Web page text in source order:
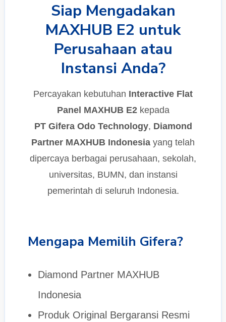
Siap Mengadakan
MAXHUB E2 untuk
Perusahaan atau
Instansi Anda?
Percayakan kebutuhan Interactive Flat
Panel MAXHUB E2kepada
PT Gifera Odo Technology, Diamond
Partner MAXHUB Indonesia yang telah
dipercaya berbagai perusahaan, sekolah,
universitas, BUMN, dan instansi
pemerintah di seluruh Indonesia.
Mengapa Memilih Gifera?
Diamond Partner MAXHUB
Indonesia
Produk Original Bergaransi Resmi